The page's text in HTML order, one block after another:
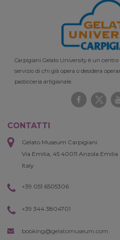
Carpigiani Gelato University è un
servizio di chi già opera o desidera
pasticceria artigianale.
CONTATTI
Gelato Museum Carpigiani
Via Emilia, 45 40011 Anzola Emilia
Italy
+39 051 6505306
+39 344 3804701
booking@gelatomuseum.com